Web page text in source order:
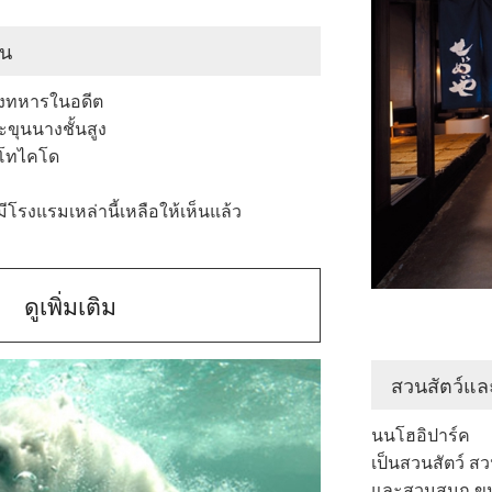
ทหารในอดีต
ขุนนางชั้นสูง
ทไคโด
รงแรมเหล่านี้เหลือให้เห็นแล้ว
ดูเพิ่มเติม
สวนสัตว์แ
นนโฮอิปาร์ค
เป็นสวนสัตว์